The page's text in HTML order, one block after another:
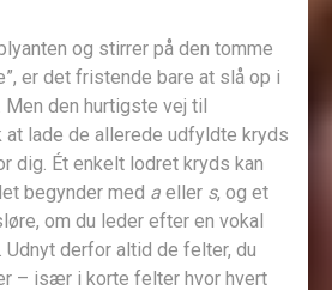
og stirrer på den tomme
er det fristende bare at slå op i
den hurtigste vej til
lade de allerede udfyldte kryds
dig. Ét enkelt lodret kryds kan
begynder med a eller s, og et
om du leder efter en vokal
derfor altid de felter, du
– især i korte felter hvor hvert